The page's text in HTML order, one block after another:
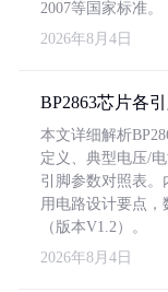
2007等国家标准。
2026年8月4日
BP2863芯片各
本文详细解析
定义、典型电压/
引脚参数对照表
用电路设计要点
（版本V1.2）。
2026年8月4日